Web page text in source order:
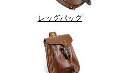
レッグバッグ